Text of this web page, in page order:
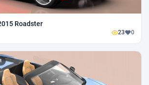
Roadster
23 0